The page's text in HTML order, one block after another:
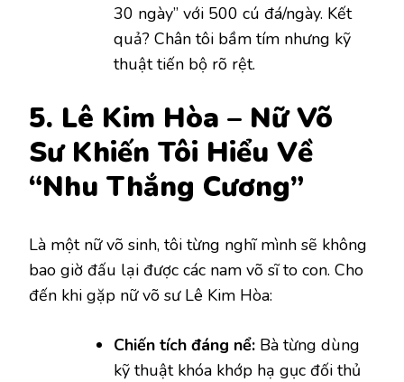
30 ngày” với 500 cú đá/ngày. Kết
quả? Chân tôi bầm tím nhưng kỹ
thuật tiến bộ rõ rệt.
5. Lê Kim Hòa – Nữ Võ
Sư Khiến Tôi Hiểu Về
“Nhu Thắng Cương”
Là một nữ võ sinh, tôi từng nghĩ mình sẽ không
bao giờ đấu lại được các nam võ sĩ to con. Cho
đến khi gặp nữ võ sư Lê Kim Hòa:
Chiến tích đáng nể: Bà từng dùng
kỹ thuật khóa khớp hạ gục đối thủ